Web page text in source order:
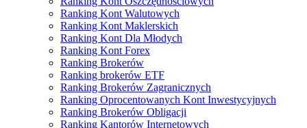
Ranking Kont Walutowych
Ranking Kont Maklerskich
Ranking Kont Dla Młodych
Ranking Kont Forex
Ranking Brokerów
Ranking brokerów ETF
Ranking Brokerów Zagranicznych
Ranking Oprocentowanych Kont Inwestycyjnych
Ranking Brokerów Obligacji
Ranking Kantorów Internetowych